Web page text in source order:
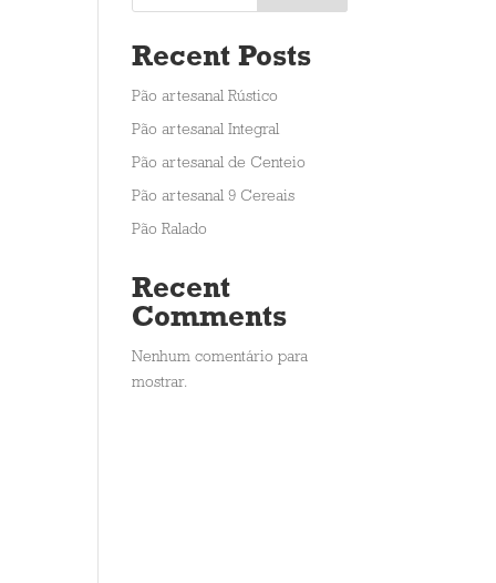
Recent Posts
Pão artesanal Rústico
Pão artesanal Integral
Pão artesanal de Centeio
Pão artesanal 9 Cereais
Pão Ralado
Recent
Comments
Nenhum comentário para
mostrar.